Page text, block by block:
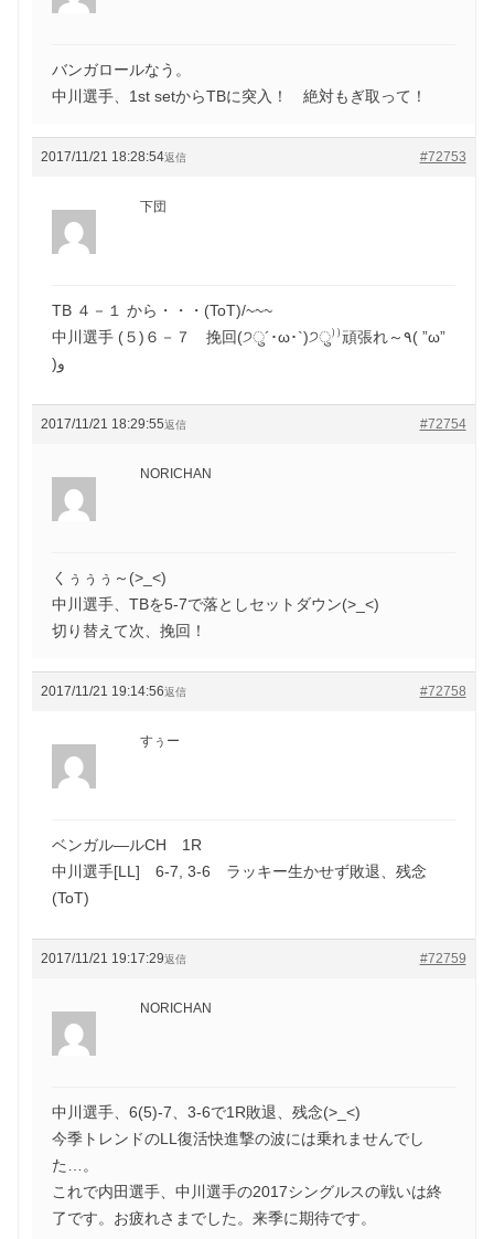
バンガロールなう。
中川選手、1st setからTBに突入！ 絶対もぎ取って！
2017/11/21 18:28:54 #72753
返信
下団
TB ４－１ から・・・(ToT)/~~~
中川選手 (５)６－７ 挽回(੭ु´･ω･`)੭ु⁾⁾頑張れ～٩( ”ω”
)و
2017/11/21 18:29:55 #72754
返信
NORICHAN
くぅぅぅ～(>_<)
中川選手、TBを5-7で落としセットダウン(>_<)
切り替えて次、挽回！
2017/11/21 19:14:56 #72758
返信
すぅー
ベンガル―ルCH 1R
中川選手[LL] 6-7, 3-6 ラッキー生かせず敗退、残念
(ToT)
2017/11/21 19:17:29 #72759
返信
NORICHAN
中川選手、6(5)-7、3-6で1R敗退、残念(>_<)
今季トレンドのLL復活快進撃の波には乗れませんでし
た…。
これで内田選手、中川選手の2017シングルスの戦いは終
了です。お疲れさまでした。来季に期待です。